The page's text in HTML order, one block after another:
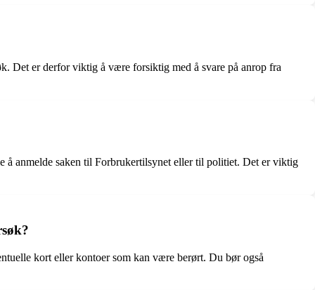
Det er derfor viktig å være forsiktig med å svare på anrop fra
å anmelde saken til Forbrukertilsynet eller til politiet. Det er viktig
kort eller kontoer som kan være berørt. Du bør også